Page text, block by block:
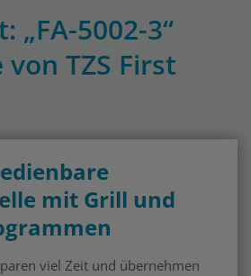
„FA-5002-3“
TZS First
mit Grill und
viel Zeit und übernehmen